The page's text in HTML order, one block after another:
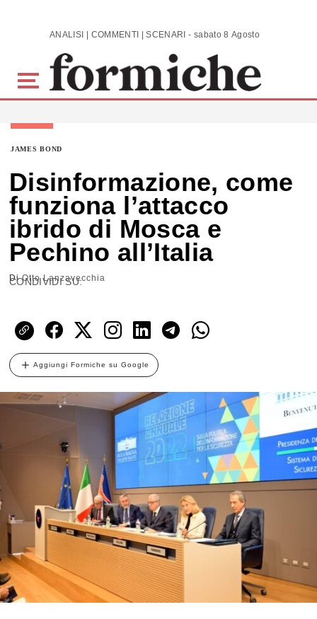
Skip to main content ANALISI | COMMENTI | SCENARI - sabato 8 Agosto 2026
JAMES BOND
Disinformazione, come
funziona l’attacco
ibrido di Mosca e
Pechino all’Italia
DiOtto Lanzavecchia
CONDIVIDI SU:
Aggiungi Formiche su Google